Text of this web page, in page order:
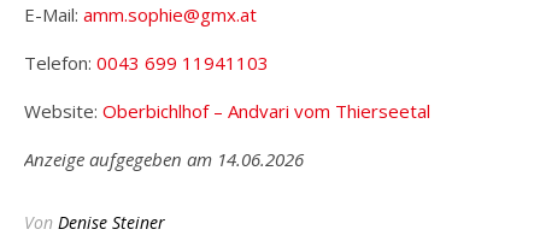
E-Mail: amm.sophie@gmx.at
Telefon: 0043 699 11941103
Website: Oberbichlhof – Andvari vom Thierseetal
Anzeige aufgegeben am 14.06.2026
Von Denise Steiner